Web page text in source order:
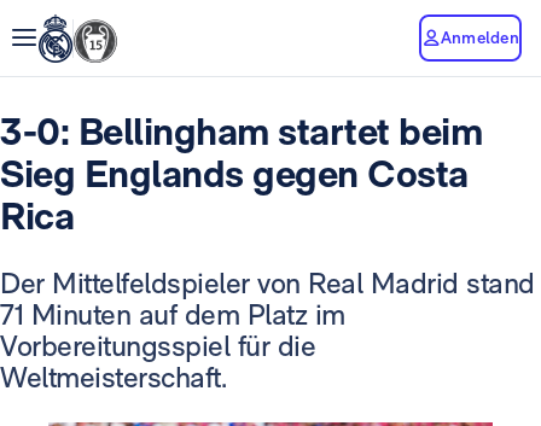
Anmelden
3-0: Bellingham startet beim
Sieg Englands gegen Costa
Rica
Der Mittelfeldspieler von Real Madrid stand
71 Minuten auf dem Platz im
Vorbereitungsspiel für die
Weltmeisterschaft.